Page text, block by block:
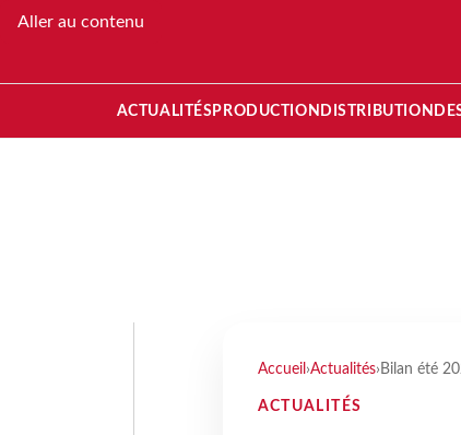
Aller au contenu
ACTUALITÉS PRODUCTION DISTRIBUTION
Accueil ›Actualités› Bilan été
ACTUALITÉS